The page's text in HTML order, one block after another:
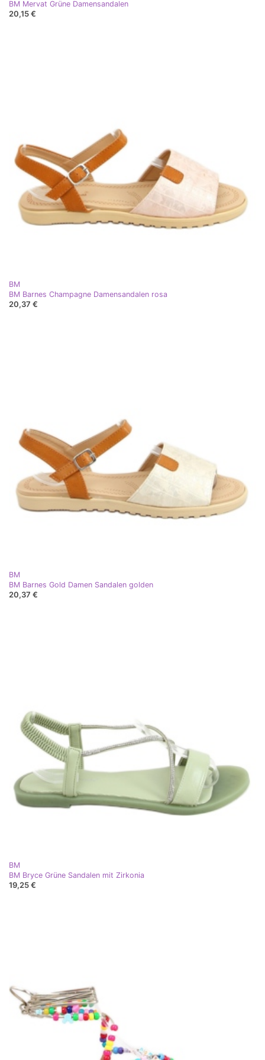
BM Mervat Grüne Damensandalen
20,15 €
BM
BM Barnes Champagne Damensandalen rosa
20,37 €
BM
BM Barnes Gold Damen Sandalen golden
20,37 €
BM
BM Bryce Grüne Sandalen mit Zirkonia
19,25 €